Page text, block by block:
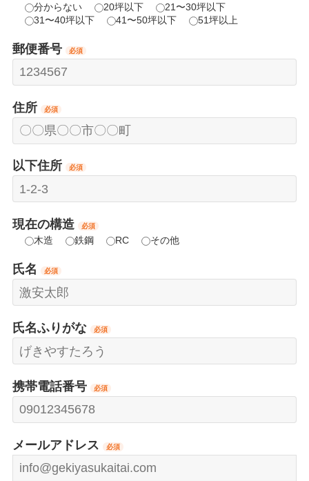
分からない 20坪以下
21〜30坪以下
31〜40坪以下
41〜50坪以下 51坪以上
郵便番号 必須
住所 必須
以下住所 必須
現在の構造 必須
木造 鉄鋼 RC その他
氏名 必須
氏名ふりがな 必須
携帯電話番号 必須
メールアドレス 必須